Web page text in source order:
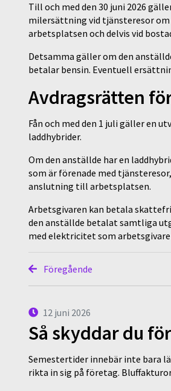
Till och med den 30 juni 2026
milersättning vid tjänsteresor om
arbetsplatsen och delvis vid
Detsamma gäller om den
betalar bensin. Eventuell
Avdragsrätten
Fån och med den 1 juli gäller en
laddhybrider.
Om den anställde har en
som är förenade med
anslutning till arbetsplatsen.
Arbetsgivaren kan betala
den anställde betalat samtliga
med elektricitet som
Föregående
12 juni 2026
Så skyddar du
Semestertider innebär inte bara
rikta in sig på företag.